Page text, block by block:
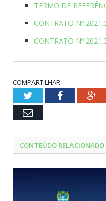
TERMO DE
CONTRATO Nº
CONTRATO Nº
COMPARTILHAR:
TwitterFacebook
Email
CONTEÚDO RELACIONADO